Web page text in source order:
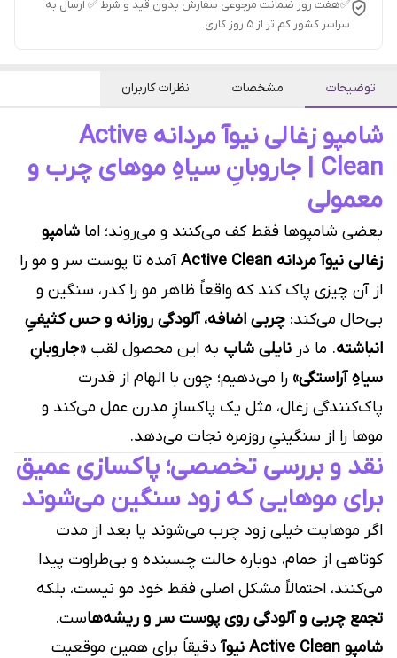
✅هفت روز ضمانت مرجوعی سفارش بدون قید و شرط ✅ ارسال به
سراسر کشور کم تر از 5 روز کاری.
توضیحات مشخصات نظرات کاربران
شامپو زغالی نیوآ مردانه Active
Clean | جاروبانِ سیاهِ موهای چرب و
معمولی
بعضی شامپوها فقط کف می‌کنند و می‌روند؛ اما شامپو
زغالی نیوآ مردانه Active Clean
آمده تا پوست سر و مو را
از آن چیزی پاک کند که واقعاً ظاهر مو را کدر، سنگین و
بی‌حال می‌کند: چربی اضافه، آلودگی روزانه و حس کثیفیِ
انباشته. ما در نایلی شاپ به این محصول لقب «جاروبانِ
سیاهِ آراستگی» را می‌دهیم؛ چون با الهام از قدرت
پاک‌کنندگی زغال، مثل یک پاکسازِ مدرن عمل می‌کند و
موها را از سنگینیِ روزمره نجات می‌دهد.
نقد و بررسی تخصصی؛ پاکسازی عمیق
برای موهایی که زود سنگین می‌شوند
اگر موهایت خیلی زود چرب می‌شوند یا بعد از مدت
کوتاهی از حمام، دوباره حالت چسبنده و بی‌طراوت پیدا
می‌کنند، احتمالاً مشکل اصلی فقط خود مو نیست، بلکه
تجمع چربی و آلودگی روی پوست سر و ریشه‌هاست.
شامپو Active Clean نیوآ
دقیقاً برای همین موقعیت